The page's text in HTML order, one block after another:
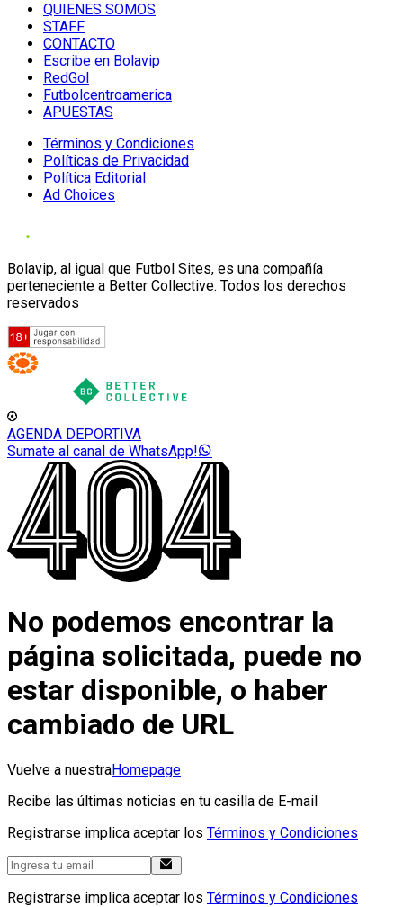
QUIENES SOMOS
STAFF
CONTACTO
Escribe en Bolavip
RedGol
Futbolcentroamerica
APUESTAS
Términos y Condiciones
Políticas de Privacidad
Política Editorial
Ad Choices
Bolavip, al igual que Futbol Sites, es una compañía
perteneciente a Better Collective. Todos los derechos
reservados
AGENDA DEPORTIVA
Sumate al canal de WhatsApp!
No podemos encontrar la
página solicitada, puede no
estar disponible, o haber
cambiado de URL
Vuelve a nuestraHomepage
Recibe las últimas noticias en tu casilla de E-mail
Registrarse implica aceptar los Términos y Condiciones
Registrarse implica aceptar los Términos y Condiciones